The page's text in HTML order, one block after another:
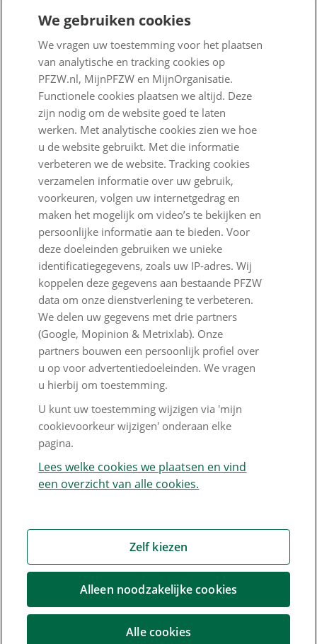
Over PFZW
Wij zijn PFZW
Beleggen voor een goed pensioen
Nieuwe regels voor pensioen
Zo staan we ervoor
Nieuws
Voor de pers
PFZW Dichtbij
Werken bij PFZW
Responsible disclosure
Digitale toegankelijkheid
Goed Bezig
Klantenservice
Contact
Veelgestelde vragen
Klachtenregeling
Nieuwsbrief
Disclaimer en copyright
Privacy en cookies
Mijn cookievoorkeur wijzigen
We gebruiken cookies
We vragen uw toestemming voor het plaatsen
van analytische en tracking cookies op
PFZW.nl, MijnPFZW en MijnOrganisatie.
Functionele cookies plaatsen we altijd. Deze
zijn nodig om de website goed te laten
werken. Met analytische cookies zien we hoe
u de website gebruikt. Met die informatie
verbeteren we de website. Tracking cookies
verzamelen informatie over uw gebruik,
voorkeuren, volgen uw internetgedrag en
maken het mogelijk om video’s te bekijken en
persoonlijke informatie aan te bieden. Voor
deze doeleinden gebruiken we unieke
identificatiegegevens, zoals uw IP-adres. Wij
koppelen deze gegevens aan bestaande PFZW
data om onze dienstverlening te verbeteren.
We delen uw gegevens met drie partners
(Google, Mopinion & Metrixlab). Onze
partners bouwen een persoonlijk profiel over
u op voor advertentiedoeleinden. We vragen
u hierbij om toestemming.
U kunt uw toestemming wijzigen via 'mijn
cookievoorkeur wijzigen' onderaan elke
pagina.
Lees welke cookies we plaatsen en vind
een overzicht van alle cookies.
Zelf kiezen
Alleen noodzakelijke cookies
Alle cookies